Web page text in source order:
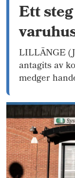
Ett
LILLÄNGE
antagits av
medger